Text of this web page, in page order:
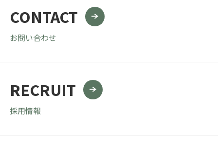
CONTACT
お問い合わせ
RECRUIT
採用情報